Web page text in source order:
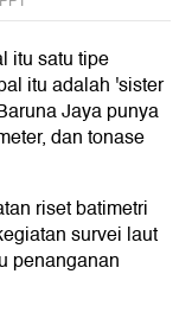
itu satu tipe
itu adalah 'sister
Jaya punya
dan tonase
riset batimetri
survei laut
penanganan